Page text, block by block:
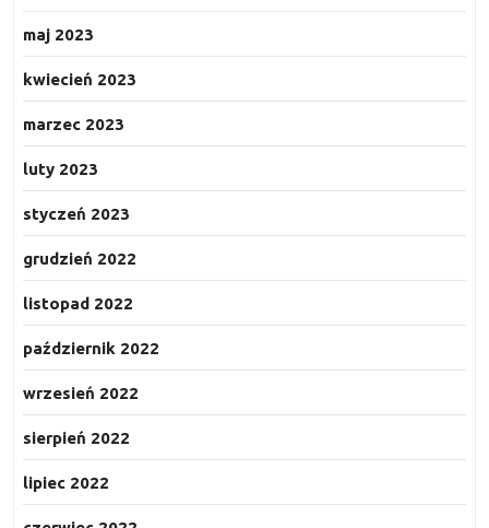
maj 2023
kwiecień 2023
marzec 2023
luty 2023
styczeń 2023
grudzień 2022
listopad 2022
październik 2022
wrzesień 2022
sierpień 2022
lipiec 2022